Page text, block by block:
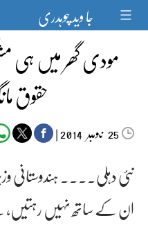
content جا وید چوہدری
مودی گھر میں
حقوق
25‬‮نومبر‬‮ |
نئی دہلی۔۔۔۔ ہندوستانی
ان کے ساتھ نہیں